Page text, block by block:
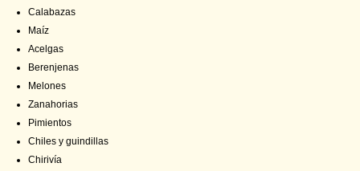
Calabazas
Maíz
Acelgas
Berenjenas
Melones
Zanahorias
Pimientos
Chiles y guindillas
Chirivía